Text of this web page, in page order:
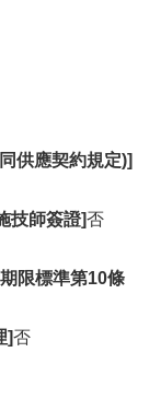
供應契約規定)]
技師簽證]否
限標準第10條
]否